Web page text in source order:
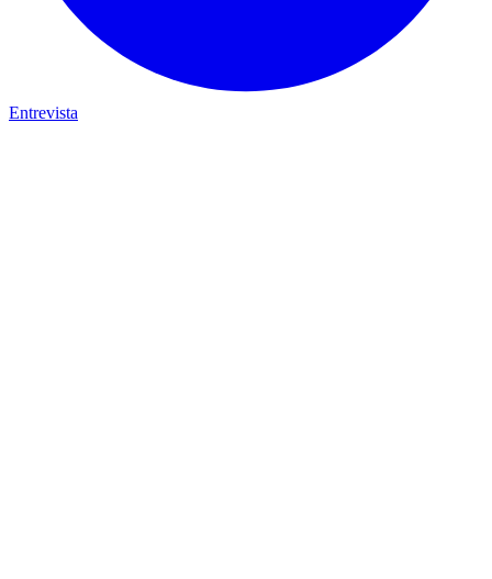
Entrevista